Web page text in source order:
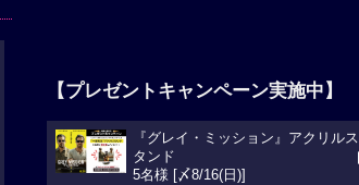
【プレゼントキャンペーン実施中】
『グレイ・ミッション』アクリルス
タンド
5名様 [〆8/16(日)]